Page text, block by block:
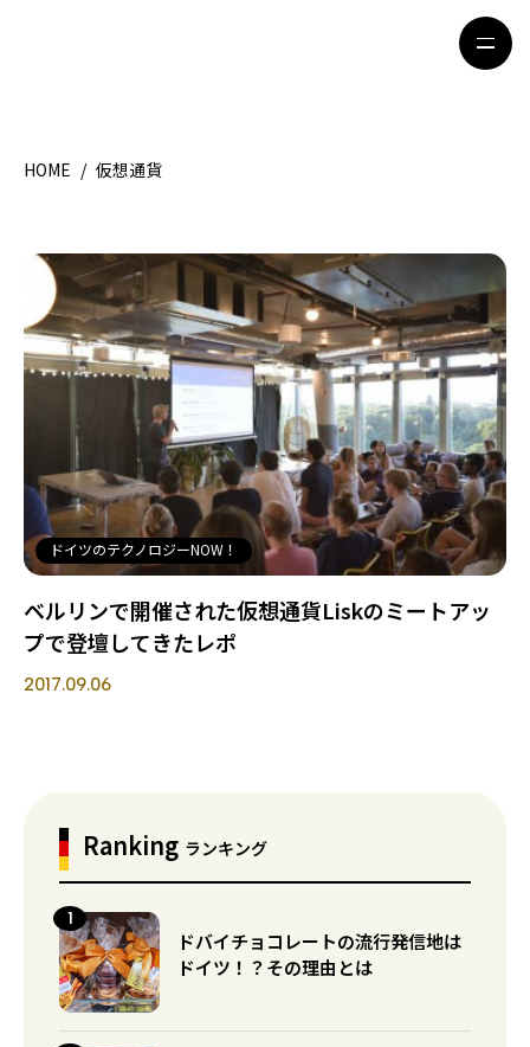
HOME
観光ガイド
留学＆キャリア
ライフスタイル
ライター募集
HOME / 仮想通貨
ドイツのテクノロジーNOW！
ベルリンで開催された仮想通貨Liskのミートアッ
プで登壇してきたレポ
2017.09.06
Ranking ランキング
ドバイチョコレートの流行発信地は
ドイツ！？その理由とは